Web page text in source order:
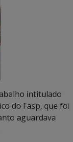
intitulado
do Fasp, que foi
aguardava